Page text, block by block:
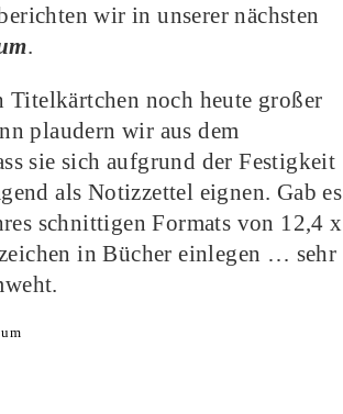
wir in unserer nächsten
.
noch heute großer
plaudern wir aus dem
sie sich aufgrund der Festigkeit
als Notizzettel eignen. Gab es
schnittigen Formats von 12,4 x
in Bücher einlegen … sehr